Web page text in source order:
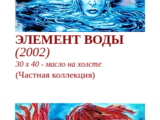
ЭЛЕМЕНТ ВОДЫ
(2002)
30 x 40 - масло на холсте
(Частная коллекция)